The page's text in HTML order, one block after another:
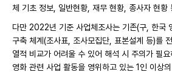
체 기초 정보, 일반현황, 재무 현황, 종사자 현황
다만 2022년 기준 사업체조사는 기존(구, 한국
구축 체계(조사표, 조사모집단, 표본설계 등)를
열적 비교가 어려울 수 있어 해석 시 주의가 필
영화 관련 사업 활동을 영위하고 있는 1인 이상